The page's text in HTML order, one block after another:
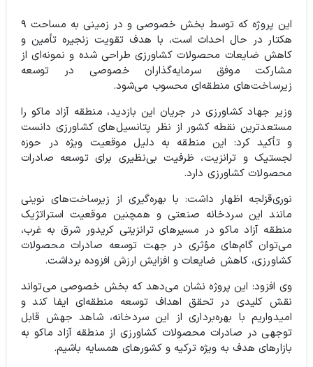
این پروژه که توسط بخش خصوصی و در زمینی به مساحت ۹
هکتار در حال احداث است، با هدف تقویت زنجیره تأمین و
کاهش ضایعات محصولات کشاورزی طراحی شده و نمونه‌ای از
مشارکت موفق سرمایه‌گذاران خصوصی در توسعه
زیرساخت‌های منطقه‌ای محسوب می‌شود.
وزیر جهاد کشاورزی در جریان این بازدید، منطقه آزاد ماکو را
مستعدترین نقطه کشور از نظر پتانسیل‌های کشاورزی دانست
و تأکید کرد: این منطقه به دلیل موقعیت ویژه در حوزه
لجستیک و ترانزیت، ظرفیت بی‌نظیری برای توسعه صادرات
محصولات کشاورزی دارد.
نوری‌قزلجه اظهار داشت: با بهره‌گیری از زیرساخت‌های نوینی
مانند این سردخانه صنعتی و همچنین موقعیت استراتژیک
منطقه آزاد ماکو در مسیرهای ترانزیتی کریدور شرق به غرب،
می‌توان گام‌های مؤثری در جهت توسعه صادرات محصولات
کشاورزی، کاهش ضایعات و افزایش ارزش افزوده برداشت.
وی افزود: این پروژه نشان می‌دهد که بخش خصوصی می‌تواند
نقش کلیدی در تحقق اهداف توسعه منطقه‌ای ایفا کند و
امیدواریم با بهره‌برداری از این سردخانه، شاهد جهش قابل
توجهی در صادرات محصولات کشاورزی از منطقه آزاد ماکو به
بازارهای هدف به ویژه ترکیه و کشورهای همسایه باشیم.